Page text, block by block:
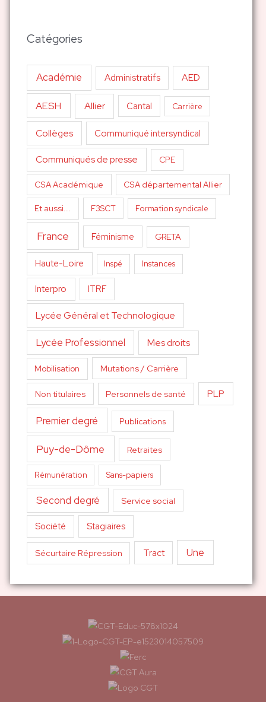
Catégories
Académie Administratifs AED
AESH Allier Cantal Carrière
Collèges Communiqué intersyndical
Communiqués de presse CPE
CSA Académique CSA départemental Allier
Et aussi... F3SCT Formation syndicale
France Féminisme GRETA
Haute-Loire Inspé Instances
Interpro ITRF
Lycée Général et Technologique
Lycée Professionnel Mes droits
Mobilisation Mutations / Carrière
Non titulaires Personnels de santé PLP
Premier degré Publications
Puy-de-Dôme Retraites
Rémunération Sans-papiers
Second degré Service social
Société Stagiaires
Sécurtaire Répression Tract Une